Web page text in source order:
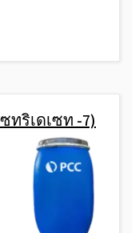
ทริเดเซท -7)